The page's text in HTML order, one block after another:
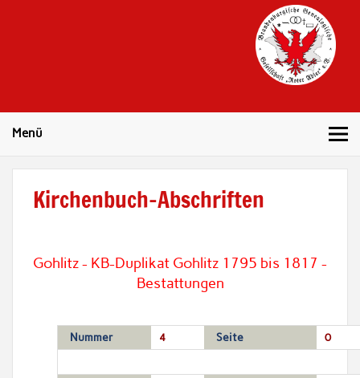
Menü
Kirchenbuch-Abschriften
Gohlitz - KB-Duplikat Gohlitz 1795 bis 1817 -
Bestattungen
Nummer 4 Seite 0